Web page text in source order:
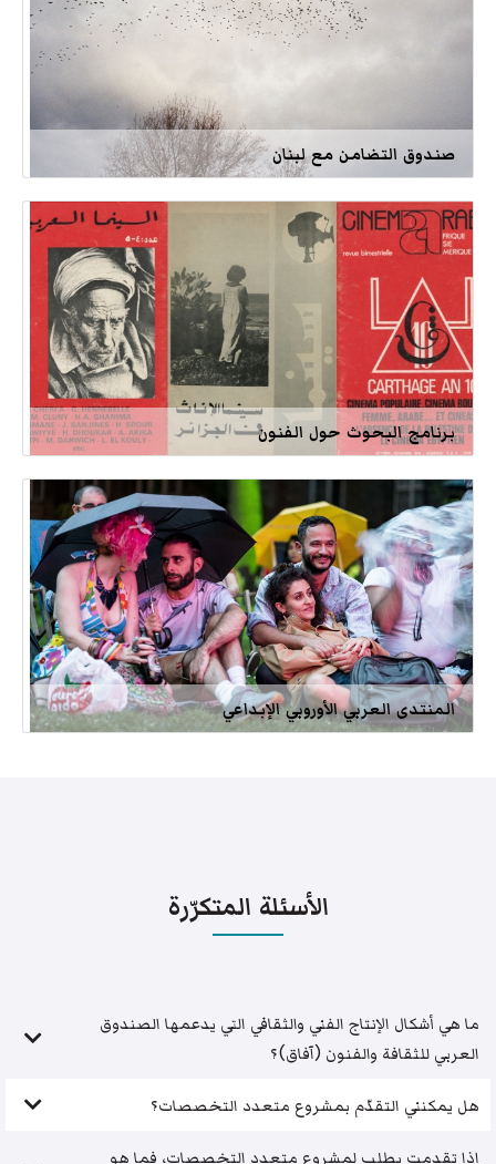
صندوق التضامن مع لبنان
برنامج البحوث حول الفنون
المنتدى العربي الأوروبي الإبداعي
الأسئلة المتكرّرة
ما هي أشكال الإنتاج الفني والثقافي التي يدعمها الصندوق
العربي للثقافة والفنون (آفاق)؟
هل يمكنني التقدّم بمشروع متعدد التخصصات؟
إذا تقدمت بطلب لمشروع متعدد التخصصات، فما هو